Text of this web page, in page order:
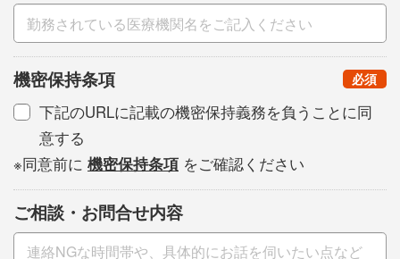
機密保持条項 （
必須）
下記のURLに記載の機密保持義務を負うことに同
意する
※同意前に 機密保持条項 をご確認ください
ご相談・お問合せ内容